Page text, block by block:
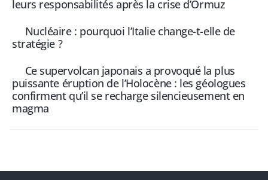
leurs responsabilités après la crise d’Ormuz
Nucléaire : pourquoi l’Italie change-t-elle de
stratégie ?
Ce supervolcan japonais a provoqué la plus
puissante éruption de l’Holocène : les géologues
confirment qu’il se recharge silencieusement en
magma